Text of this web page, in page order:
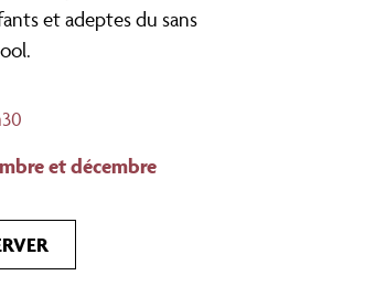
et adeptes du sans
et décembre